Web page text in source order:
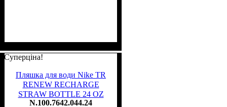
Суперціна!
Пляшка для води Nike TR
RENEW RECHARGE
STRAW BOTTLE 24 OZ
709 мл темно-сіра
N.100.7642.044.24